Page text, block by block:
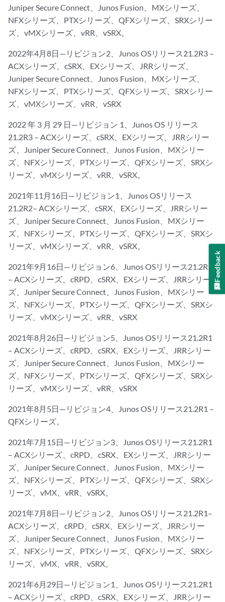
Juniper Secure Connect、Junos Fusion、MXシリーズ、
NFXシリーズ、PTXシリーズ、QFXシリーズ、SRXシリー
ズ、vMXシリーズ、vRR、vSRX。
2022年4月8日—リビジョン2、Junos OSリリース21.2R3 –
ACXシリーズ、cSRX、EXシリーズ、JRRシリーズ、
Juniper Secure Connect、Junos Fusion、MXシリーズ、
NFXシリーズ、PTXシリーズ、QFXシリーズ、SRXシリー
ズ、vMXシリーズ、vRR、vSRX
2022 年 3 月 29 日—リビジョン 1、Junos OS リリース
21.2R3 – ACXシリーズ、cSRX、EXシリーズ、JRRシリー
ズ、Juniper Secure Connect、Junos Fusion、MXシリー
ズ、NFXシリーズ、PTXシリーズ、QFXシリーズ、SRXシ
リーズ、vMXシリーズ、vRR、vSRX。
2021年11月16日—リビジョン1、Junos OSリリース
21.2R2– ACXシリーズ、cSRX、EXシリーズ、JRRシリー
ズ、Juniper Secure Connect、Junos Fusion、MXシリー
ズ、NFXシリーズ、PTXシリーズ、QFXシリーズ、SRXシ
リーズ、vMXシリーズ、vRR、vSRX。
2021年9月16日—リビジョン6、Junos OSリリース21.2R1
– ACXシリーズ、cRPD、cSRX、EXシリーズ、JRRシリー
ズ、Juniper Secure Connect、Junos Fusion、MXシリー
ズ、NFXシリーズ、PTXシリーズ、QFXシリーズ、SRXシ
リーズ、vMXシリーズ、vRR、vSRX
2021年8月26日—リビジョン5、Junos OSリリース21.2R1
– ACXシリーズ、cRPD、cSRX、EXシリーズ、JRRシリー
ズ、Juniper Secure Connect、Junos Fusion、MXシリー
ズ、NFXシリーズ、PTXシリーズ、QFXシリーズ、SRXシ
リーズ、vMXシリーズ、vRR、vSRX
2021年8月5日—リビジョン4、Junos OSリリース21.2R1 –
QFXシリーズ。
2021年7月15日—リビジョン3、Junos OSリリース21.2R1
– ACXシリーズ、cRPD、cSRX、EXシリーズ、JRRシリー
ズ、Juniper Secure Connect、Junos Fusion、MXシリー
ズ、NFXシリーズ、PTXシリーズ、QFXシリーズ、SRXシ
リーズ、vMX、vRR、vSRX。
2021年7月8日—リビジョン2、Junos OSリリース21.2R1–
ACXシリーズ、cRPD、cSRX、EXシリーズ、JRRシリー
ズ、Juniper Secure Connect、Junos Fusion、MXシリー
ズ、NFXシリーズ、PTXシリーズ、QFXシリーズ、SRXシ
リーズ、vMX、vRR、vSRX。
2021年6月29日—リビジョン1、Junos OSリリース21.2R1
– ACXシリーズ、cRPD、cSRX、EXシリーズ、JRRシリー
Feedback